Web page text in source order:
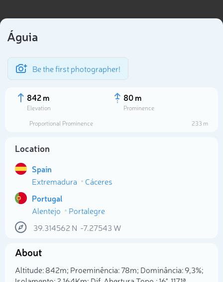
Águia
Be the first photographer!
842 m
Elevation
80 m
Prominence
Proportional Prominence
233 m
Location
Spain
Extremadura
Cáceres
Portugal
Alentejo
Portalegre
39.314562 N -7.27543 W
About
Altitude: 842m; Proeminência: 78m; Dominância: 9,3%;
Select photo